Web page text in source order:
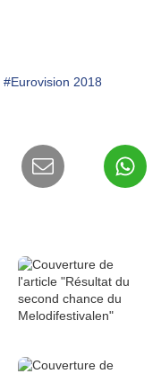
#Eurovision 2018